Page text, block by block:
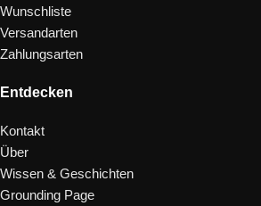
Wunschliste
Versandarten
Zahlungsarten
Entdecken
Kontakt
Über
Wissen & Geschichten
Grounding Page